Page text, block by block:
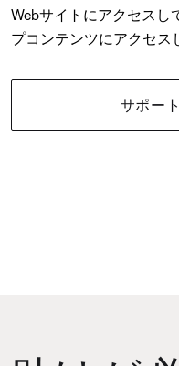
Webサイトにアクセスし
プコンテンツにアクセス
サポー